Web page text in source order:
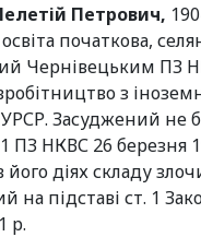
Петрович,
початкова,
Чернівецьким ПЗ
з
Засуджений не
ПЗ НКВС 26 березня
його діях складу
на підставі ст. 1
р.